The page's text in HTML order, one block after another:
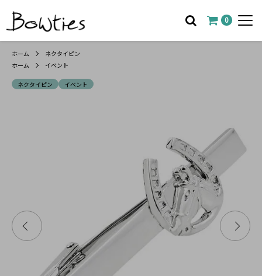
0
ホーム
ネクタイピン
ホーム
イベント
ネクタイピン イベント